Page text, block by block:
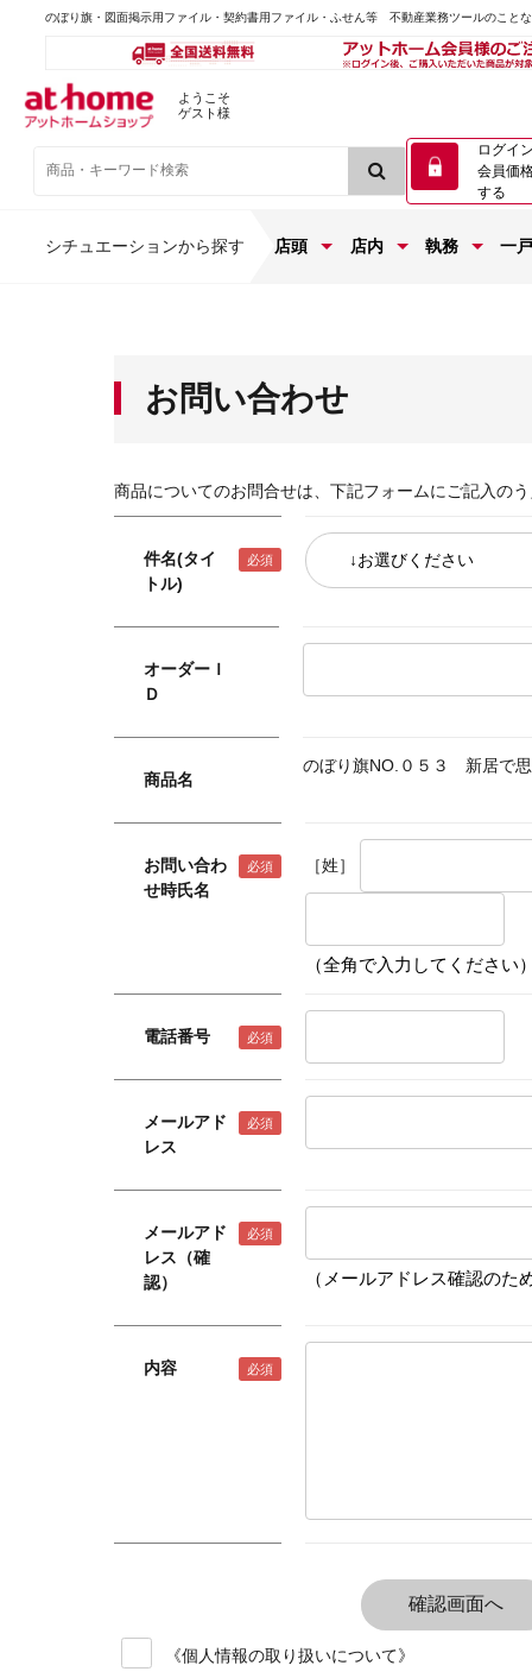
のぼり旗・図面掲示用ファイル・契約書用ファイル・ふせん等 不動産業務ツールのこと
ようこそ
ゲスト様
ログイ
会員価
する
シチュエーションから探す 店頭 店内 執務 一
お問い合わせ
商品についてのお問合せは、下記フォームにご記入の
件名(タイ
トル)
オーダーＩ
Ｄ
商品名
のぼり旗NO.０５３ 新居で
お問い合わ
せ時氏名
［姓］
（全角で入力してください
電話番号
メールアド
レス
メールアド
レス（確
認）
（メールアドレス確認のた
内容
《個人情報の取り扱いについて》